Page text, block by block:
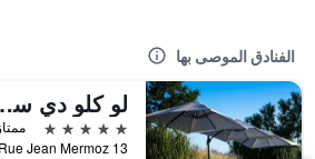
الفنادق الموصى بها
لو
5 نجوم
ممتاز 8.8